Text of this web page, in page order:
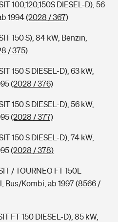
100,120,150S DIESEL-D), 56
1994(2028 / 367)
150 S), 84 kW, Benzin,
/ 375)
150 S DIESEL-D), 63 kW,
(2028 / 376)
150 S DIESEL-D), 56 kW,
(2028 / 377)
150 S DIESEL-D), 74 kW,
(2028 / 378)
/ TOURNEO FT 150L
Bus/Kombi, ab 1997(8566 /
FT 150 DIESEL-D), 85 kW,